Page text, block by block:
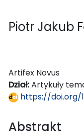
Piotr Jakub
Artifex Novus
Dział:Artykuły
https://doi.org/
Abstrakt